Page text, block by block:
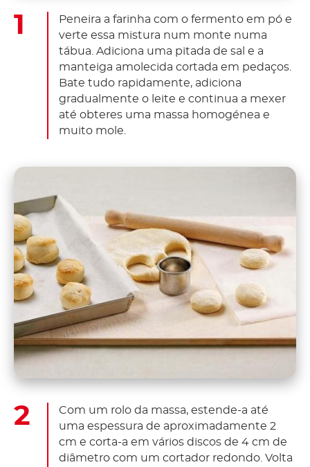
Peneira a farinha com o fermento em pó e
verte essa mistura num monte numa
tábua. Adiciona uma pitada de sal e a
manteiga amolecida cortada em pedaços.
Bate tudo rapidamente, adiciona
gradualmente o leite e continua a mexer
até obteres uma massa homogénea e
muito mole.
Com um rolo da massa, estende-a até
uma espessura de aproximadamente 2
cm e corta-a em vários discos de 4 cm de
diâmetro com um cortador redondo. Volta